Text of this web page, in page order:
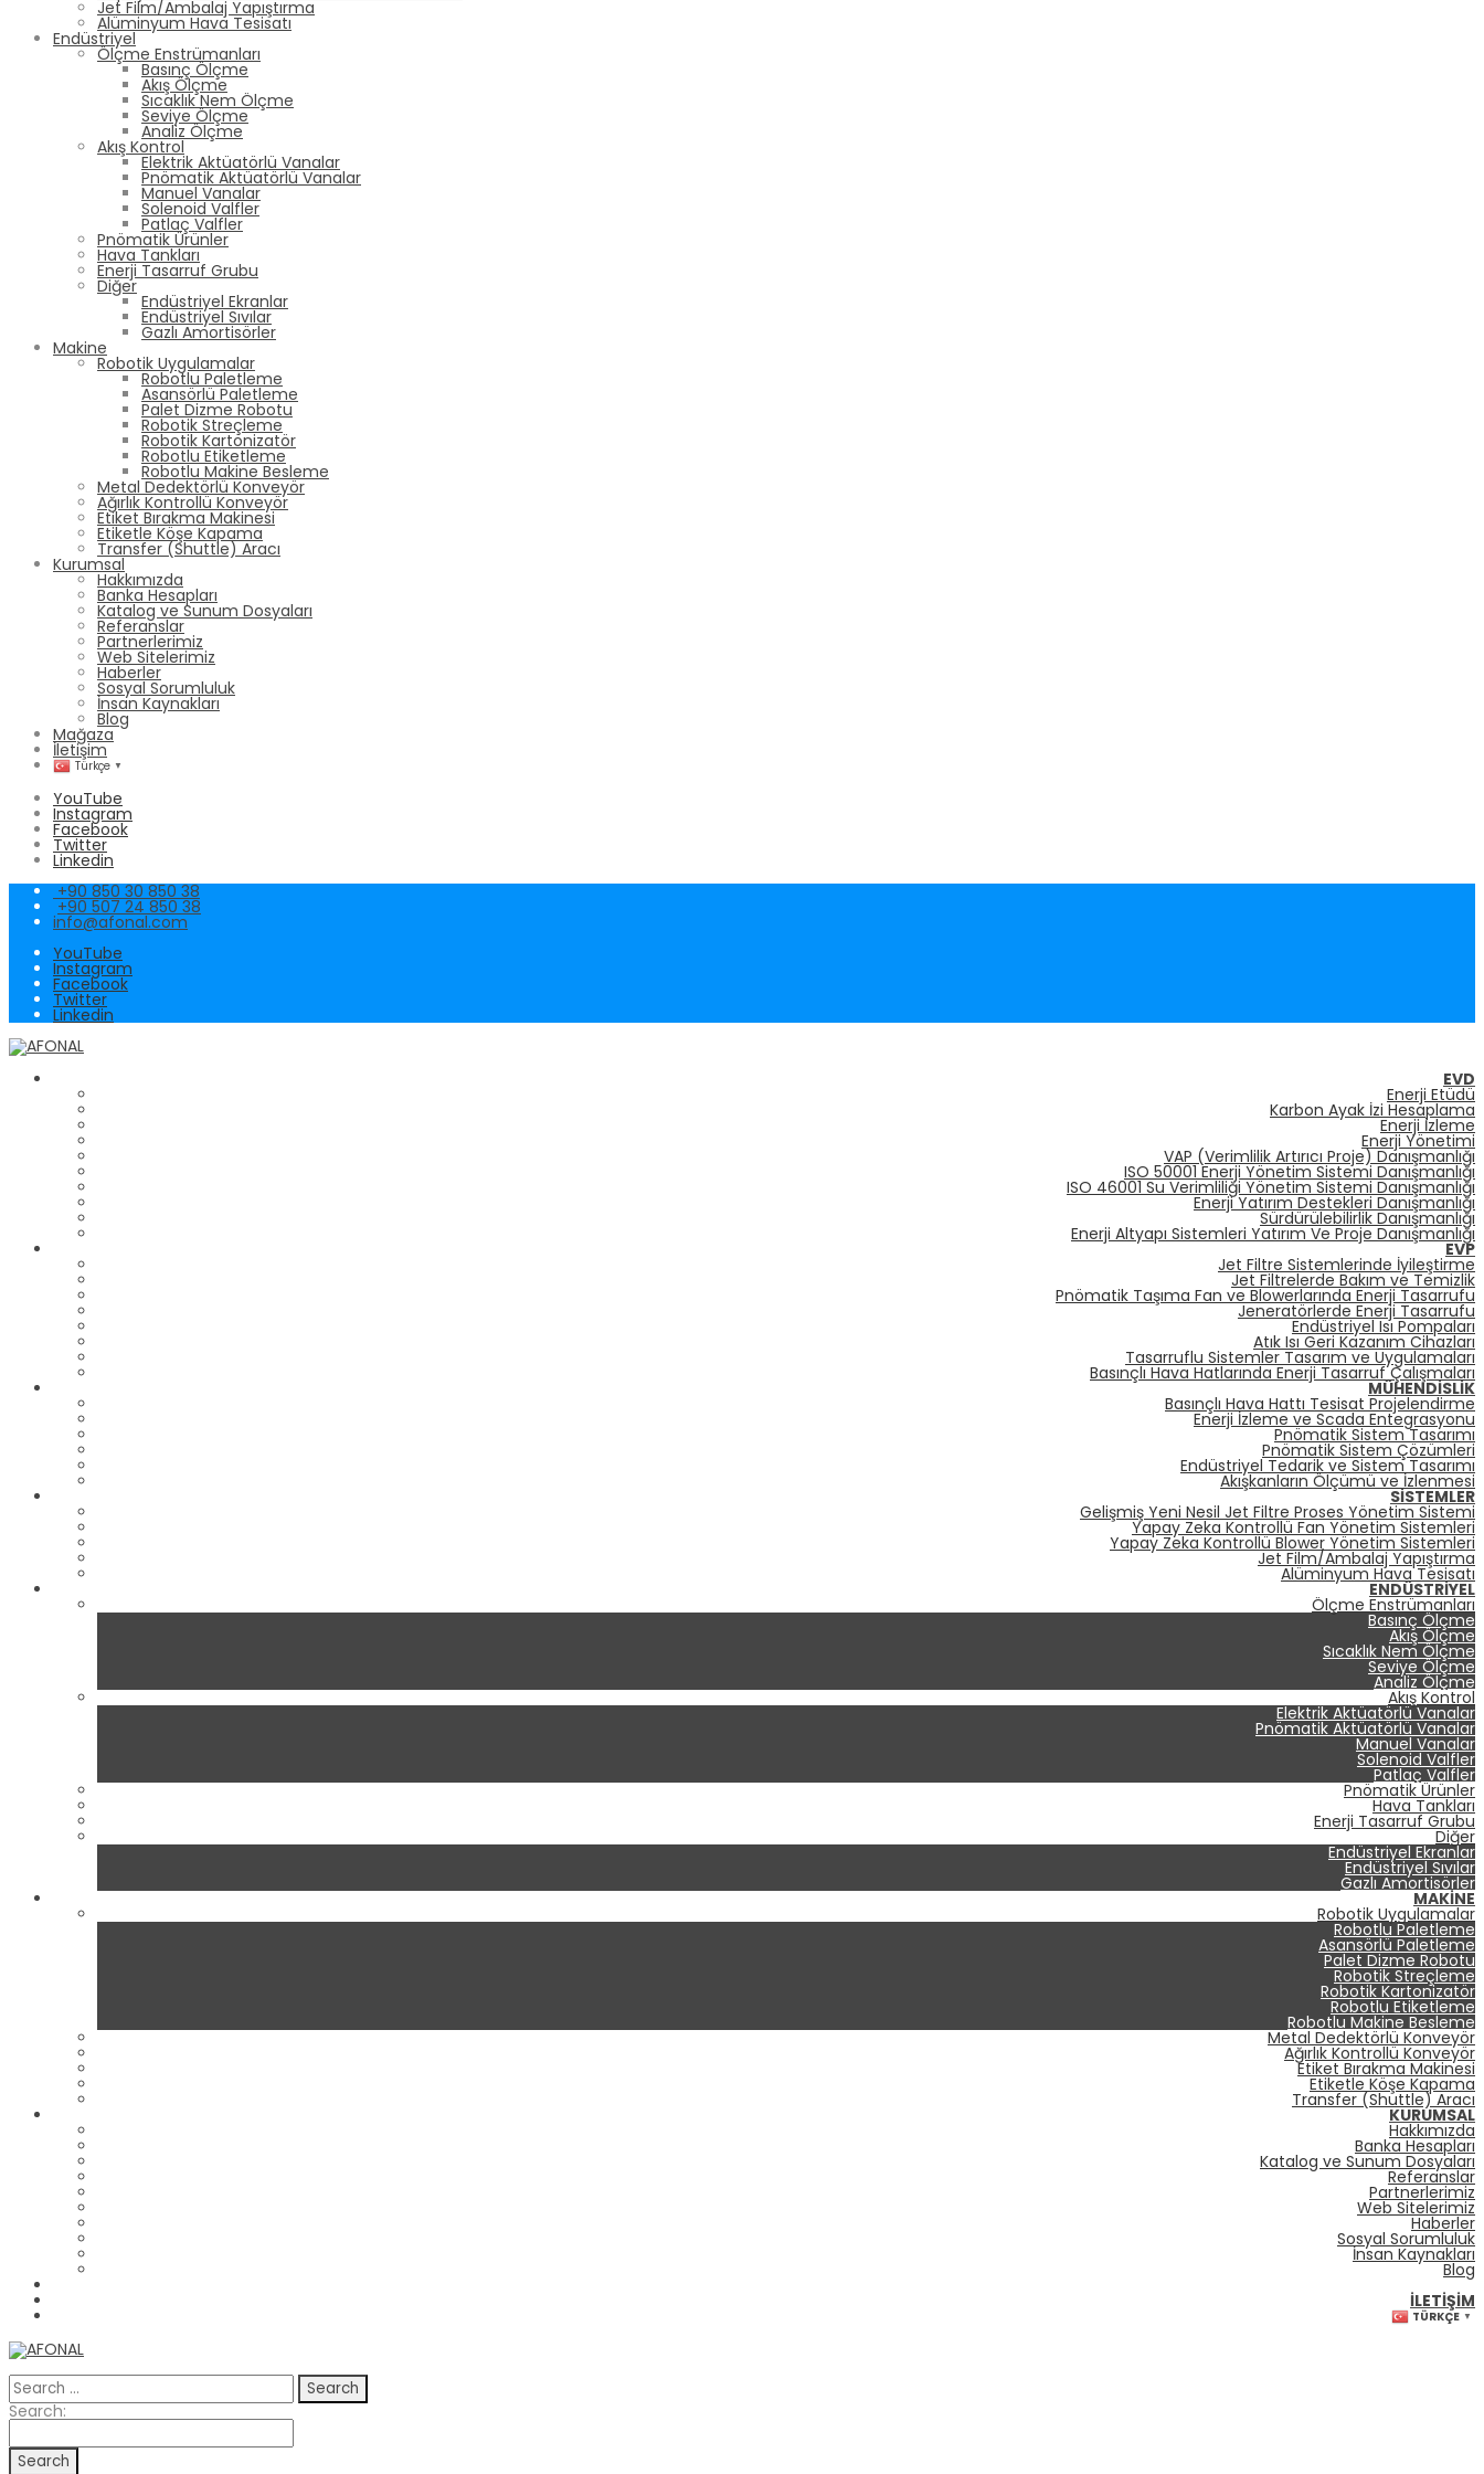
Jet Film/Ambalaj Yapıştırma
Alüminyum Hava Tesisatı
Endüstriyel
Ölçme Enstrümanları
Basınç Ölçme
Akış Ölçme
Sıcaklık Nem Ölçme
Seviye Ölçme
Analiz Ölçme
Akış Kontrol
Elektrik Aktüatörlü Vanalar
Pnömatik Aktüatörlü Vanalar
Manuel Vanalar
Solenoid Valfler
Patlaç Valfler
Pnömatik Ürünler
Hava Tankları
Enerji Tasarruf Grubu
Diğer
Endüstriyel Ekranlar
Endüstriyel Sıvılar
Gazlı Amortisörler
Makine
Robotik Uygulamalar
Robotlu Paletleme
Asansörlü Paletleme
Palet Dizme Robotu
Robotik Streçleme
Robotik Kartonizatör
Robotlu Etiketleme
Robotlu Makine Besleme
Metal Dedektörlü Konveyör
Ağırlık Kontrollü Konveyör
Etiket Bırakma Makinesi
Etiketle Köşe Kapama
Transfer (Shuttle) Aracı
Kurumsal
Hakkımızda
Banka Hesapları
Katalog ve Sunum Dosyaları
Referanslar
Partnerlerimiz
Web Sitelerimiz
Haberler
Sosyal Sorumluluk
İnsan Kaynakları
Blog
Mağaza
İletişim
Türkçe ▼
YouTube
Instagram
Facebook
Twitter
Linkedin
+90 850 30 850 38
+90 507 24 850 38
info@afonal.com
YouTube
Instagram
Facebook
Twitter
Linkedin
EVD
Enerji Etüdü
Karbon Ayak İzi Hesaplama
Enerji İzleme
Enerji Yönetimi
VAP (Verimlilik Artırıcı Proje) Danışmanlığı
ISO 50001 Enerji Yönetim Sistemi Danışmanlığı
ISO 46001 Su Verimliliği Yönetim Sistemi Danışmanlığı
Enerji Yatırım Destekleri Danışmanlığı
Sürdürülebilirlik Danışmanlığı
Enerji Altyapı Sistemleri Yatırım Ve Proje Danışmanlığı
EVP
Jet Filtre Sistemlerinde İyileştirme
Jet Filtrelerde Bakım ve Temizlik
Pnömatik Taşıma Fan ve Blowerlarında Enerji Tasarrufu
Jeneratörlerde Enerji Tasarrufu
Endüstriyel Isı Pompaları
Atık Isı Geri Kazanım Cihazları
Tasarruflu Sistemler Tasarım ve Uygulamaları
Basınçlı Hava Hatlarında Enerji Tasarruf Çalışmaları
MÜHENDISLIK
Basınçlı Hava Hattı Tesisat Projelendirme
Enerji İzleme ve Scada Entegrasyonu
Pnömatik Sistem Tasarımı
Pnömatik Sistem Çözümleri
Endüstriyel Tedarik ve Sistem Tasarımı
Akışkanların Ölçümü ve İzlenmesi
SISTEMLER
Gelişmiş Yeni Nesil Jet Filtre Proses Yönetim Sistemi
Yapay Zeka Kontrollü Fan Yönetim Sistemleri
Yapay Zeka Kontrollü Blower Yönetim Sistemleri
Jet Film/Ambalaj Yapıştırma
Alüminyum Hava Tesisatı
ENDÜSTRIYEL
Ölçme Enstrümanları
Basınç Ölçme
Akış Ölçme
Sıcaklık Nem Ölçme
Seviye Ölçme
Analiz Ölçme
Akış Kontrol
Elektrik Aktüatörlü Vanalar
Pnömatik Aktüatörlü Vanalar
Manuel Vanalar
Solenoid Valfler
Patlaç Valfler
Pnömatik Ürünler
Hava Tankları
Enerji Tasarruf Grubu
Diğer
Endüstriyel Ekranlar
Endüstriyel Sıvılar
Gazlı Amortisörler
MAKINE
Robotik Uygulamalar
Robotlu Paletleme
Asansörlü Paletleme
Palet Dizme Robotu
Robotik Streçleme
Robotik Kartonizatör
Robotlu Etiketleme
Robotlu Makine Besleme
Metal Dedektörlü Konveyör
Ağırlık Kontrollü Konveyör
Etiket Bırakma Makinesi
Etiketle Köşe Kapama
Transfer (Shuttle) Aracı
KURUMSAL
Hakkımızda
Banka Hesapları
Katalog ve Sunum Dosyaları
Referanslar
Partnerlerimiz
Web Sitelerimiz
Haberler
Sosyal Sorumluluk
İnsan Kaynakları
Blog
İLETIŞIM
TÜRKÇE ▼
Search
for:
Search
for:
Search: